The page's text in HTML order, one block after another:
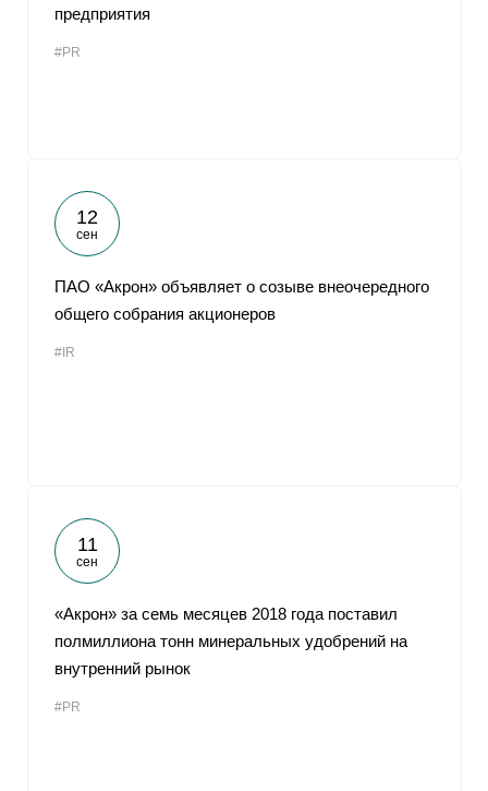
предприятия
#PR
12
сен
ПАО «Акрон» объявляет о созыве внеочередного
общего собрания акционеров
#IR
11
сен
«Акрон» за семь месяцев 2018 года поставил
полмиллиона тонн минеральных удобрений на
внутренний рынок
#PR